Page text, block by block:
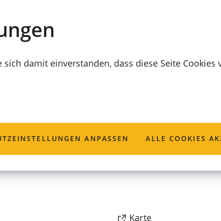
damit einverstanden, dass diese Seite Cookies
ANPASSEN ALLE COOKIES
Karte
(Öffnet